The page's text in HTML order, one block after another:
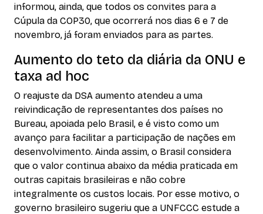
informou, ainda, que todos os convites para a
Cúpula da COP30, que ocorrerá nos dias 6 e 7 de
novembro, já foram enviados para as partes.
Aumento do teto da diária da ONU e
taxa ad hoc
O reajuste da DSA aumento atendeu a uma
reivindicação de representantes dos países no
Bureau, apoiada pelo Brasil, e é visto como um
avanço para facilitar a participação de nações em
desenvolvimento. Ainda assim, o Brasil considera
que o valor continua abaixo da média praticada em
outras capitais brasileiras e não cobre
integralmente os custos locais. Por esse motivo, o
governo brasileiro sugeriu que a UNFCCC estude a